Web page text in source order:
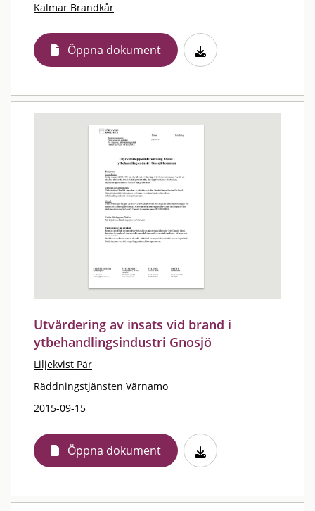
Kalmar Brandkår
Öppna dokument
Utvärdering av insats vid brand i
ytbehandlingsindustri Gnosjö
Liljekvist Pär
Räddningstjänsten Värnamo
2015-09-15
Öppna dokument